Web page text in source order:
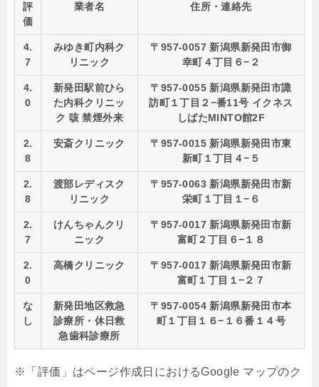
評
価
業者名 住所・連絡先
4.
7
みゆき町内科ク
リニック
〒957-0057 新潟県新発田市御
幸町４丁目６−２
4.
0
新発田駅前ひら
た内科クリニッ
ク 咳 禁煙外来
〒957-0055 新潟県新発田市諏
訪町１丁目２−番11号 イクネス
しばたMINTO館2F
2.
8
安斎クリニック
〒957-0015 新潟県新発田市東
新町１丁目４−５
2.
8
渡部レディスク
リニック
〒957-0063 新潟県新発田市新
栄町１丁目１−６
2.
7
けんちゃんクリ
ニック
〒957-0017 新潟県新発田市新
富町２丁目６−１８
2.
0
高橋クリニック
〒957-0017 新潟県新発田市新
富町１丁目１−２７
な
し
新発田地区救急
診療所・休日救
急歯科診療所
〒957-0054 新潟県新発田市本
町１丁目１６−１６番１４号
※「評価」はページ作成日におけるGoogle マップのク